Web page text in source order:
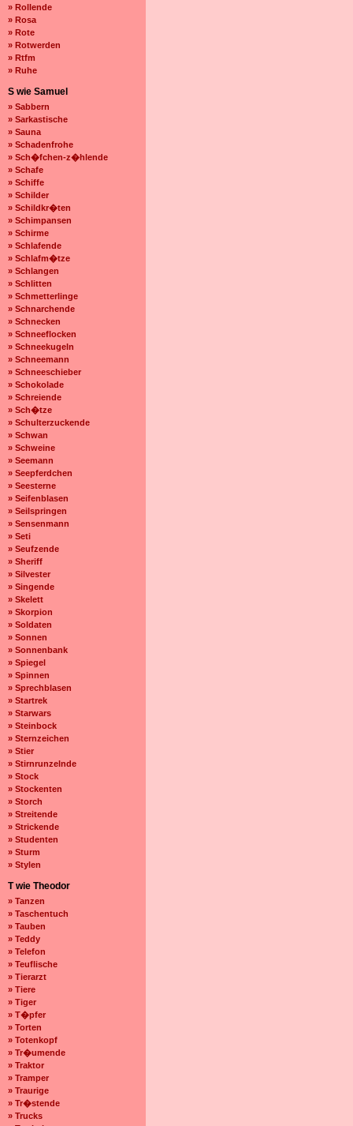
» Rollende
» Rosa
» Rote
» Rotwerden
» Rtfm
» Ruhe
S wie Samuel
» Sabbern
» Sarkastische
» Sauna
» Schadenfrohe
» Sch�fchen-z�hlende
» Schafe
» Schiffe
» Schilder
» Schildkr�ten
» Schimpansen
» Schirme
» Schlafende
» Schlafm�tze
» Schlangen
» Schlitten
» Schmetterlinge
» Schnarchende
» Schnecken
» Schneeflocken
» Schneekugeln
» Schneemann
» Schneeschieber
» Schokolade
» Schreiende
» Sch�tze
» Schulterzuckende
» Schwan
» Schweine
» Seemann
» Seepferdchen
» Seesterne
» Seifenblasen
» Seilspringen
» Sensenmann
» Seti
» Seufzende
» Sheriff
» Silvester
» Singende
» Skelett
» Skorpion
» Soldaten
» Sonnen
» Sonnenbank
» Spiegel
» Spinnen
» Sprechblasen
» Startrek
» Starwars
» Steinbock
» Sternzeichen
» Stier
» Stirnrunzelnde
» Stock
» Stockenten
» Storch
» Streitende
» Strickende
» Studenten
» Sturm
» Stylen
T wie Theodor
» Tanzen
» Taschentuch
» Tauben
» Teddy
» Telefon
» Teuflische
» Tierarzt
» Tiere
» Tiger
» T�pfer
» Torten
» Totenkopf
» Tr�umende
» Traktor
» Tramper
» Traurige
» Tr�stende
» Trucks